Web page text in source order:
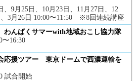
、9月25日、10月23日、11月27日、12
、3月26日 10:00〜11:50 ※8回連続講座
んぱくサマーwith地域おこし協力隊
〜16:30
応援ツアー 東京ドームで西濃運輸を
試合開始